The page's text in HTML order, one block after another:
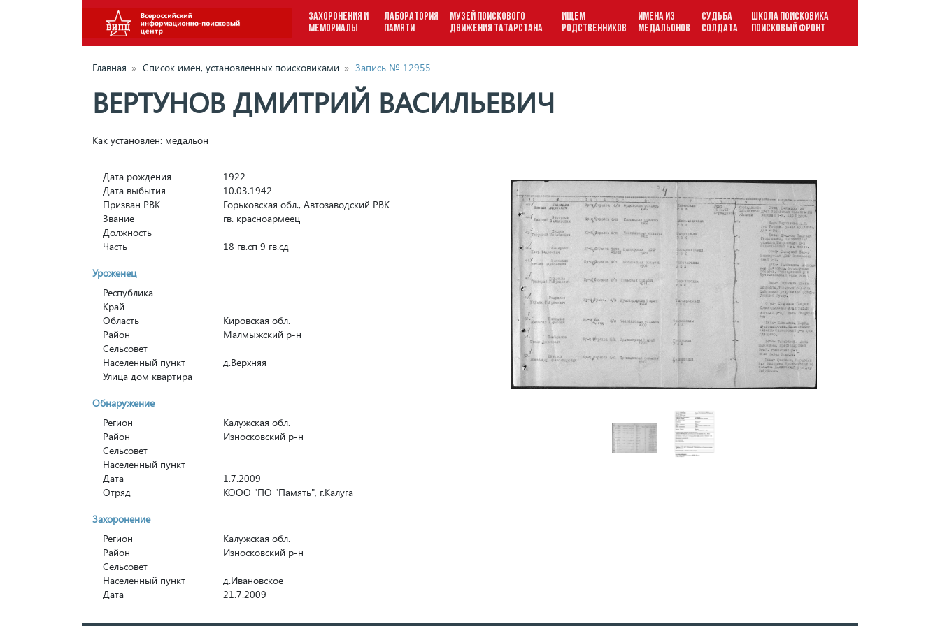
ЗАХОРОНЕНИЯ И
МЕМОРИАЛЫ
ЛАБОРАТОРИЯ
ПАМЯТИ
МУЗЕЙ ПОИСКОВОГО
ДВИЖЕНИЯ ТАТАРСТАНА
ИЩЕМ
РОДСТВЕННИКОВ
ИМЕНА ИЗ
МЕДАЛЬОНОВ
СУДЬБА
СОЛДАТА
ШКОЛА ПОИСКОВИКА
ПОИСКОВЫЙ ФРОНТ
Главная » Список имен, установленных поисковиками » Запись № 12955
ВЕРТУНОВ ДМИТРИЙ ВАСИЛЬЕВИЧ
Как установлен: медальон
Дата рождения
1922
Дата выбытия
10.03.1942
Призван РВК
Горьковская обл., Автозаводский РВК
Звание
гв. красноармеец
Должность
Часть
18 гв.сп 9 гв.сд
Уроженец
Республика
Край
Область
Кировская обл.
Район
Малмыжский р-н
Сельсовет
Населенный пункт
д.Верхняя
Улица дом квартира
Обнаружение
Регион
Калужская обл.
Район
Износковский р-н
Сельсовет
Населенный пункт
Дата
1.7.2009
Отряд
КООО "ПО "Память", г.Калуга
Захоронение
Регион
Калужская обл.
Район
Износковский р-н
Сельсовет
Населенный пункт
д.Ивановское
Дата
21.7.2009